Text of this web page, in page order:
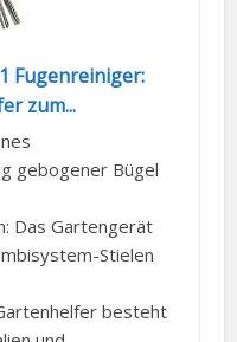
Fugenreiniger:
zum...
gebogener Bügel
Das Gartengerät
Stielen
besteht